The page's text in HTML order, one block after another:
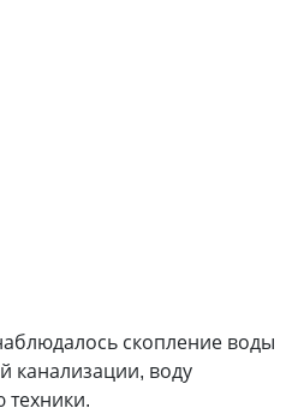
скопление воды
канализации, воду